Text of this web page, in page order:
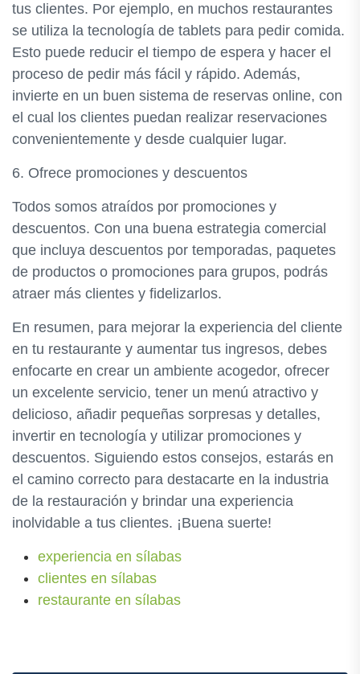
tus clientes. Por ejemplo, en muchos restaurantes
se utiliza la tecnología de tablets para pedir comida.
Esto puede reducir el tiempo de espera y hacer el
proceso de pedir más fácil y rápido. Además,
invierte en un buen sistema de reservas online, con
el cual los clientes puedan realizar reservaciones
convenientemente y desde cualquier lugar.
6. Ofrece promociones y descuentos
Todos somos atraídos por promociones y
descuentos. Con una buena estrategia comercial
que incluya descuentos por temporadas, paquetes
de productos o promociones para grupos, podrás
atraer más clientes y fidelizarlos.
En resumen, para mejorar la experiencia del cliente
en tu restaurante y aumentar tus ingresos, debes
enfocarte en crear un ambiente acogedor, ofrecer
un excelente servicio, tener un menú atractivo y
delicioso, añadir pequeñas sorpresas y detalles,
invertir en tecnología y utilizar promociones y
descuentos. Siguiendo estos consejos, estarás en
el camino correcto para destacarte en la industria
de la restauración y brindar una experiencia
inolvidable a tus clientes. ¡Buena suerte!
experiencia en sílabas
clientes en sílabas
restaurante en sílabas